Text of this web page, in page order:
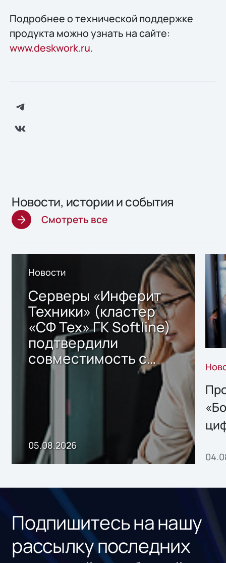
Подробнее о технической поддержке
продукта можно узнать на сайте:
www.deskwork.ru.
Новости, истории и события
Смотреть все
Новости
Серверы «Инферит
Техники» (кластер
«СФ Тех» ГК Softline)
подтвердили
совместимость с
решением Sharx
хранения данных
05.08.2026
Подпишитесь на нашу
рассылку последних